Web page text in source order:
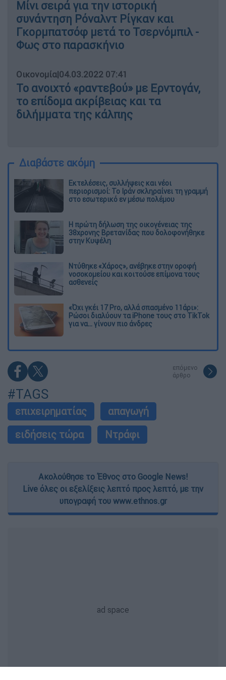
Μίνι σειρά για την ιστορική
συνάντηση Ρόναλντ Ρίγκαν και
Γκορμπατσόφ μετά το Τσερνόμπιλ -
Φως στο παρασκήνιο
Οικονομία|04.03.2022 07:41
Το ανοιχτό «ραντεβού» με Ερντογάν,
το επίδομα ακρίβειας και τα
διλήμματα της κάλπης
Διαβάστε ακόμη
Εκτελέσεις, συλλήψεις και νέοι
περιορισμοί: Το Ιράν σκληραίνει τη γραμμή
στο εσωτερικό εν μέσω πολέμου
Η πρώτη δήλωση της οικογένειας της
38χρονης Βρετανίδας που δολοφονήθηκε
στην Κυψέλη
Ντύθηκε «Χάρος», ανέβηκε στην οροφή
νοσοκομείου και κοιτούσε επίμονα τους
ασθενείς
«Όχι γκέι 17 Pro, αλλά σπασμένο 11άρι»:
Ρώσοι διαλύουν τα iPhone τους στο TikTok
για να... γίνουν πιο άνδρες
επόμενο
άρθρο
#TAGS
επιχειρηματίας
απαγωγή
ειδήσεις τώρα
Ντράφι
Ακολούθησε το Έθνος στο Google News!
Live όλες οι εξελίξεις λεπτό προς λεπτό, με την
υπογραφή του www.ethnos.gr